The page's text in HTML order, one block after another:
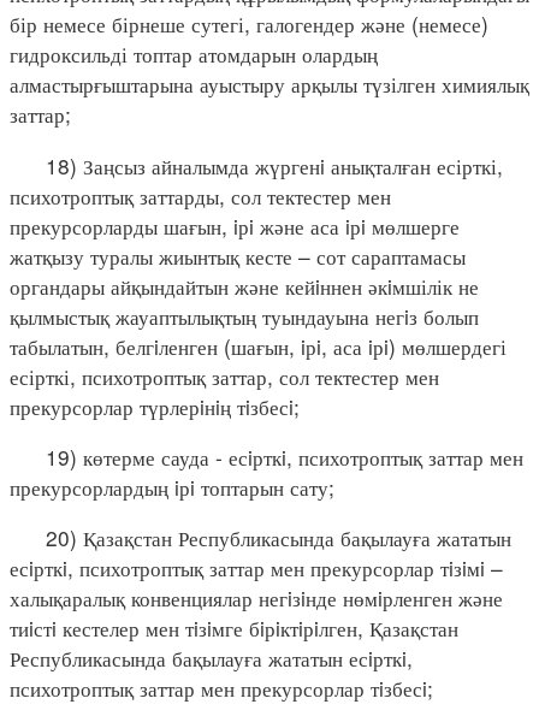
бір немесе бірнеше сутегі, галогендер және (немесе)
гидроксильді топтар атомдарын олардың
алмастырғыштарына ауыстыру арқылы түзілген химиялық
заттар;
18) Заңсыз айналымда жүргенi анықталған есірткі,
психотроптық заттарды, сол тектестер мен
прекурсорларды шағын, iрi және аса iрi мөлшерге
жатқызу туралы жиынтық кесте – сот сараптамасы
органдары айқындайтын және кейiннен әкiмшілік не
қылмыстық жауаптылықтың туындауына негiз болып
табылатын, белгiленген (шағын, iрi, аса iрi) мөлшердегі
есірткі, психотроптық заттар, сол тектестер мен
прекурсорлар түрлерiнiң тiзбесi;
19) көтерме сауда - есiрткi, психотроптық заттар мен
прекурсорлардың iрi топтарын сату;
20) Қазақстан Республикасында бақылауға жататын
есiрткi, психотроптық заттар мен прекурсорлар тiзiмi –
халықаралық конвенциялар негiзiнде нөмiрленген және
тиiстi кестелер мен тiзiмге бiрiктiрiлген, Қазақстан
Республикасында бақылауға жататын есiрткi,
психотроптық заттар мен прекурсорлар тiзбесi;